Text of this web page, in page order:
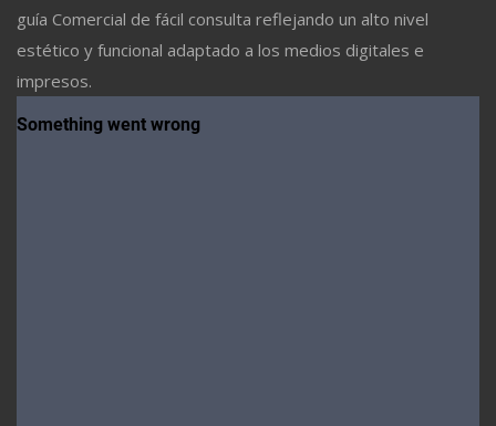
guía Comercial de fácil consulta reflejando un alto nivel
estético y funcional adaptado a los medios digitales e
impresos.